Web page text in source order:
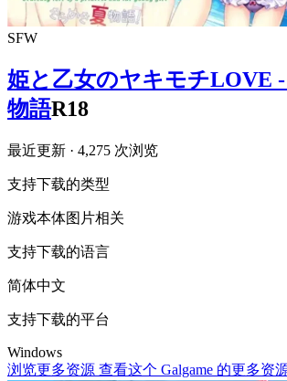
SFW
姫と乙女のヤキモチLOVE
物語R18
最近更新 · 4,275 次浏览
支持下载的类型
游戏本体图片相关
支持下载的语言
简体中文
支持下载的平台
Windows
浏览更多资源 查看这个 Galgame 的更多资